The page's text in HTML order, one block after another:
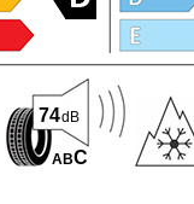
A BC
74dB